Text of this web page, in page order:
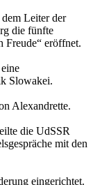
Leiter der
die fünfte
Freude“ eröffnet.
Slowakei.
Alexandrette.
die UdSSR
mit den
eingerichtet.